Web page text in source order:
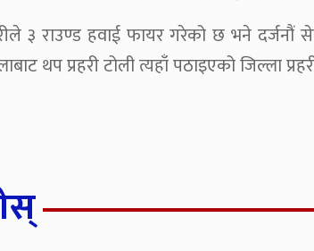
३ राउण्ड हवाई फायर गरेको छ भने दर्जनौं
थप प्रहरी टोली त्यहाँ पठाइएको जिल्ला